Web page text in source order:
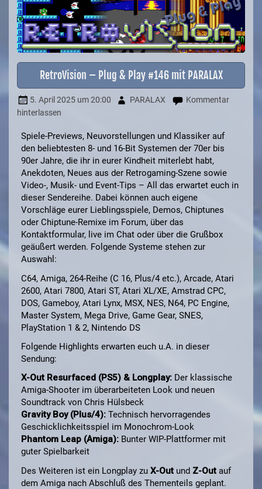
RetroVision – Plug & Play #146 mit PARALAX
5. April 2025um 20:00 PARALAX
Kommentar
hinterlassen
Spiele-Previews, Neuvorstellungen und Klassiker auf
den beliebtesten 8- und 16-Bit Systemen der 70er bis
90er Jahre, die ihr in eurer Kindheit miterlebt habt,
Anekdoten, Neues aus der Retrogaming-Szene sowie
Video-, Musik- und Event-Tips – All das erwartet euch in
dieser Sendereihe. Dabei können auch eigene
Vorschläge eurer Lieblingsspiele, Demos, Chiptunes
oder Chiptune-Remixe im Forum, über das
Kontaktformular, live im Chat oder über die Grußbox
geäußert werden. Folgende Systeme stehen zur
Auswahl:
C64, Amiga, 264-Reihe (C 16, Plus/4 etc.), Arcade, Atari
2600, Atari 7800, Atari ST, Atari XL/XE, Amstrad CPC,
DOS, Gameboy, Atari Lynx, MSX, NES, N64, PC Engine,
Master System, Mega Drive, Game Gear, SNES,
PlayStation 1 & 2, Nintendo DS
Folgende Highlights erwarten euch u.A. in dieser
Sendung:
X-Out Resurfaced (PS5) & Longplay: Der klassische
Amiga-Shooter im überarbeiteten Look und neuen
Soundtrack von Chris Hülsbeck
Gravity Boy (Plus/4): Technisch hervorragendes
Geschicklichkeitsspiel im Monochrom-Look
Phantom Leap (Amiga): Bunter WIP-Plattformer mit
guter Spielbarkeit
Des Weiteren ist ein Longplay zuX-Out und Z-Out auf
dem Amiga nach Abschluß des Thementeils geplant.